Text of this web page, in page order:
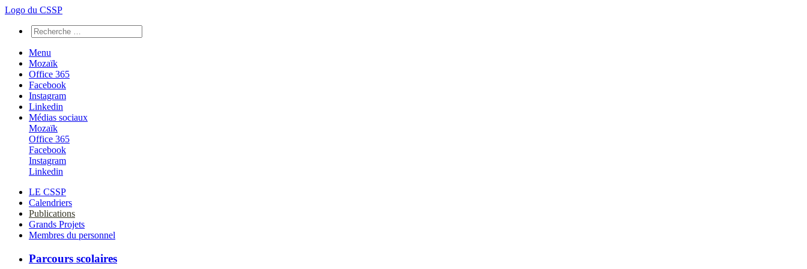
Logo du CSSP
Menu
Mozaïk
Office 365
Facebook
Instagram
Linkedin
Médias sociaux
Mozaïk
Office 365
Facebook
Instagram
Linkedin
LE CSSP
Calendriers
Publications
Grands Projets
Membres du personnel
Parcours scolaires